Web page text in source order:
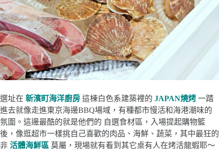
選址在 新濱町海洋廚房 這棟白色系建築裡的 JAPAN燒烤 一踏
進去就像走進東京海邊BBQ場域，有種都市慢活和海港潮味的
氛圍。這邊最酷的就是他們的 自選食材區，入場提起購物籃
後，像逛超市一樣挑自己喜歡的肉品、海鮮、蔬菜，其中最狂的
非 活體海鮮區 莫屬，現場就有看到其它桌有人在烤活龍蝦耶～